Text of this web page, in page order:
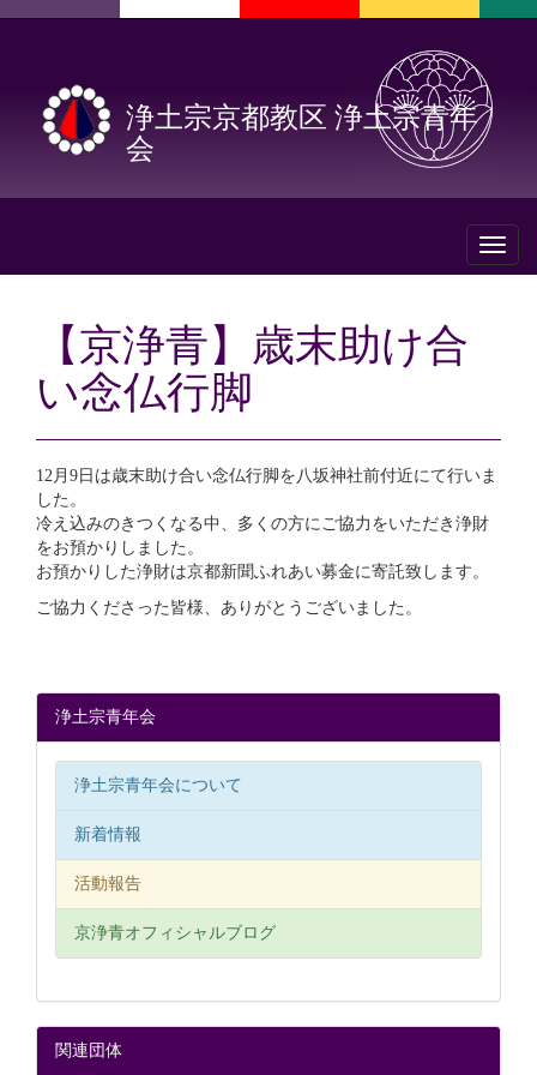
浄土宗京都教区 浄土宗青年
会
Toggle
【京浄青】歳末助け合
い念仏行脚
12月9日は歳末助け合い念仏行脚を八坂神社前付近にて行いま
した。
冷え込みのきつくなる中、多くの方にご協力をいただき浄財
をお預かりしました。
お預かりした浄財は京都新聞ふれあい募金に寄託致します。
ご協力くださった皆様、ありがとうございました。
浄土宗青年会
浄土宗青年会について
新着情報
活動報告
京浄青オフィシャルブログ
関連団体